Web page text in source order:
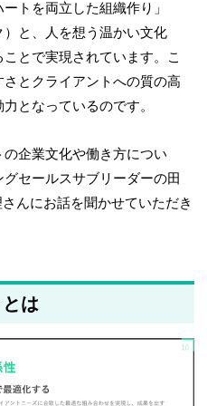
トを両立した組織作り」
と、人を想う温かい文化
ことで実現されています。こ
とクライアントへの質の高
となっているのです。
企業文化や働き方につい
セールスサブリーダーの田
んにお話を聞かせていただき
は